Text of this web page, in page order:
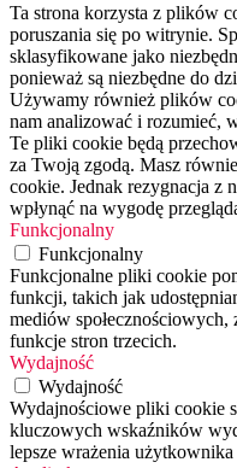
Ta strona korzysta z plików
poruszania się po witrynie.
sklasyfikowane jako
ponieważ są niezbędne do
Używamy również plików
nam analizować i rozumieć,
Te pliki cookie będą
za Twoją zgodą. Masz
cookie. Jednak rezygnacja z
wpłynąć na wygodę
Funkcjonalny
Funkcjonalny
Funkcjonalne pliki cookie
funkcji, takich jak
mediów
funkcje stron trzecich.
Wydajność
Wydajność
Wydajnościowe pliki cookie
kluczowych wskaźników
lepsze wrażenia